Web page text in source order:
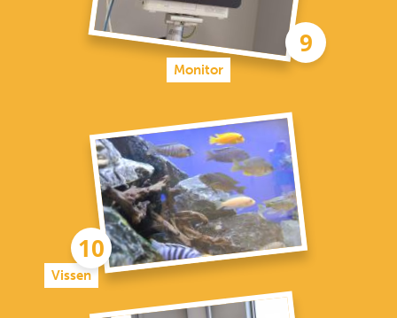
Monitor
Vissen